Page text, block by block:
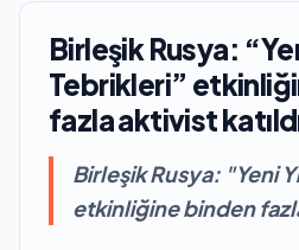
Birleşik Rusya:
Tebrikleri”
fazla aktivist
Birleşik Rusya: "Yeni
etkinliğine binden